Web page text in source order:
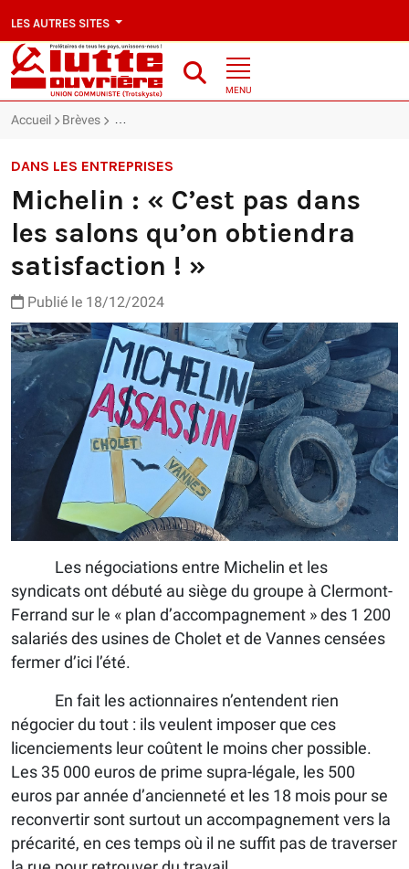
LES AUTRES SITES
MENU
Accueil Brèves Michelin : « C’est pas dans les salons qu’on
DANS LES ENTREPRISES
Michelin : « C’est pas dans
les salons qu’on obtiendra
satisfaction ! »
Publié le 18/12/2024
Les négociations entre Michelin et les
syndicats ont débuté au siège du groupe à Clermont-
Ferrand sur le « plan d’accompagnement » des 1 200
salariés des usines de Cholet et de Vannes censées
fermer d’ici l’été.
En fait les actionnaires n’entendent rien
négocier du tout : ils veulent imposer que ces
licenciements leur coûtent le moins cher possible.
Les 35 000 euros de prime supra-légale, les 500
euros par année d’ancienneté et les 18 mois pour se
reconvertir sont surtout un accompagnement vers la
précarité, en ces temps où il ne suffit pas de traverser